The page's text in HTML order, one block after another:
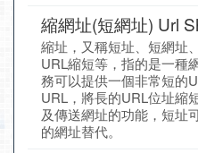
縮網址(短網址) Url
縮址，又稱短址、短網址
URL縮短等，指的是一種
務可以提供一個非常短的
URL，將長的URL位址縮
及傳送網址的功能，短址
的網址替代。